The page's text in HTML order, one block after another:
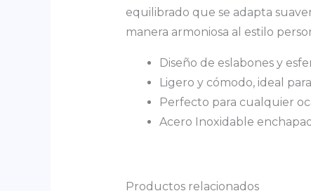
equilibrado que se adapta
manera armoniosa al estilo
Diseño de eslabones y
Ligero y cómodo, ideal
Perfecto para cualquier
Acero Inoxidable
Productos relacionados